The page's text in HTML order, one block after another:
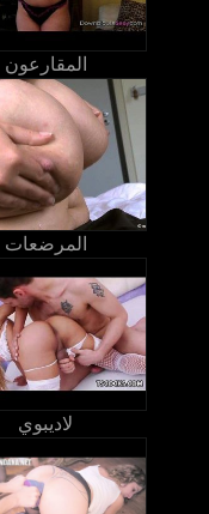
المقارعون
المرضعات
لاديبوي